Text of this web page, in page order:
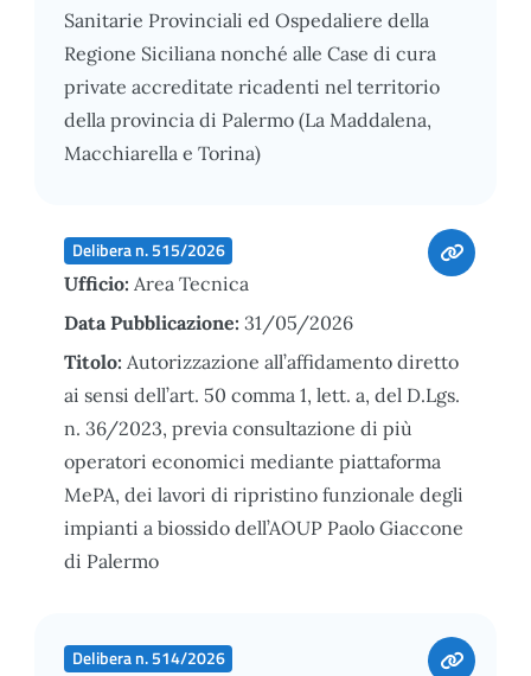
Sanitarie Provinciali ed Ospedaliere della
Regione Siciliana nonché alle Case di cura
private accreditate ricadenti nel territorio
della provincia di Palermo (La Maddalena,
Macchiarella e Torina)
Delibera n. 515/2026
Ufficio: Area Tecnica
Data Pubblicazione: 31/05/2026
Titolo: Autorizzazione all’affidamento diretto
ai sensi dell’art. 50 comma 1, lett. a, del D.Lgs.
n. 36/2023, previa consultazione di più
operatori economici mediante piattaforma
MePA, dei lavori di ripristino funzionale degli
impianti a biossido dell’AOUP Paolo Giaccone
di Palermo
Delibera n. 514/2026